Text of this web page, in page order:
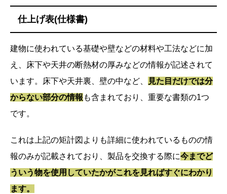
仕上げ表(仕様書)
建物に使われている基礎や壁などの材料や工法などに加
え、床下や天井の断熱材の厚みなどの情報が記述されて
います。床下や天井裏、壁の中など、
見た目だけでは分
からない部分の情報 も含まれており、重要な書類の1つ
です。
これは上記の矩計図よりも詳細に使われているものの情
報のみが記載されており、製品を交換する際に今までど
ういう物を使用していたかがこれを見ればすぐにわかり
ます。